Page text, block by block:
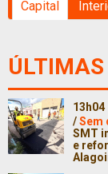
Capital
13h04
/Sem
SMT
e